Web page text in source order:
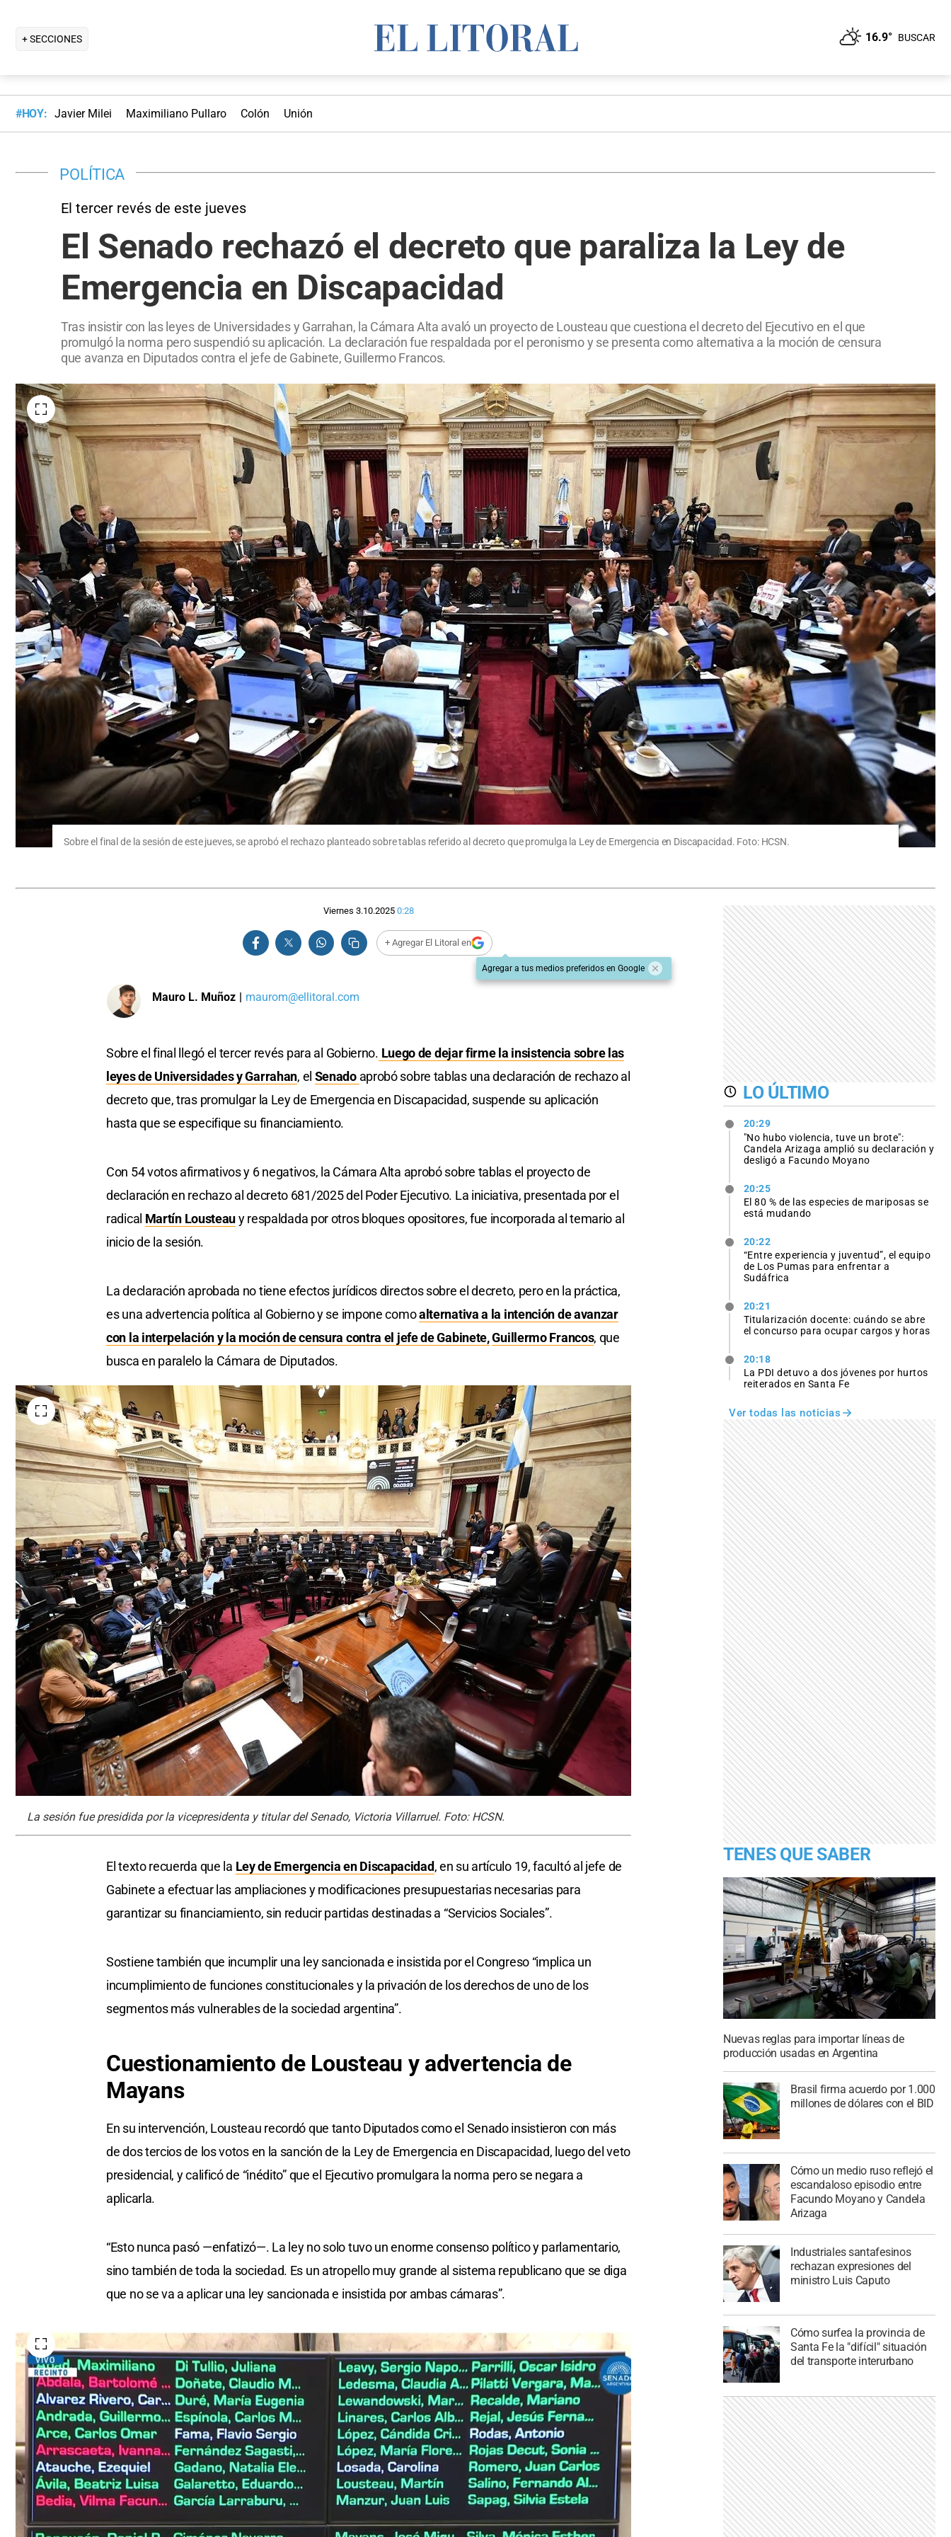
+ SECCIONES 16.9° BUSCAR
#HOY: Javier Milei Maximiliano Pullaro Colón Unión
POLÍTICA
El tercer revés de este jueves
El Senado rechazó el decreto que paraliza la Ley de
Emergencia en Discapacidad
Tras insistir con las leyes de Universidades y Garrahan, la Cámara Alta avaló un proyecto de Lousteau que cuestiona el decreto del Ejecutivo en el que
promulgó la norma pero suspendió su aplicación. La declaración fue respaldada por el peronismo y se presenta como alternativa a la moción de censura
que avanza en Diputados contra el jefe de Gabinete, Guillermo Francos.
Sobre el final de la sesión de este jueves, se aprobó el rechazo planteado sobre tablas referido al decreto que promulga la Ley de Emergencia en Discapacidad. Foto: HCSN.
Viernes 3.10.2025 0:28
+ Agregar El Litoral en
Agregar a tus medios preferidos en Google
Mauro L. Muñoz | maurom@ellitoral.com
Sobre el final llegó el tercer revés para al Gobierno. Luego de dejar firme la insistencia sobre las
leyes de Universidades y Garrahan, el Senado aprobó sobre tablas una declaración de rechazo al
decreto que, tras promulgar la Ley de Emergencia en Discapacidad, suspende su aplicación
hasta que se especifique su financiamiento.
Con 54 votos afirmativos y 6 negativos, la Cámara Alta aprobó sobre tablas el proyecto de
declaración en rechazo al decreto 681/2025 del Poder Ejecutivo. La iniciativa, presentada por el
radical Martín Lousteauy respaldada por otros bloques opositores, fue incorporada al temario al
inicio de la sesión.
La declaración aprobada no tiene efectos jurídicos directos sobre el decreto, pero en la práctica,
es una advertencia política al Gobierno y se impone comoalternativa a la intención de avanzar
con la interpelación y la moción de censura contra el jefe de Gabinete,Guillermo Francos, que
busca en paralelo la Cámara de Diputados.
La sesión fue presidida por la vicepresidenta y titular del Senado, Victoria Villarruel. Foto: HCSN.
El texto recuerda que la Ley de Emergencia en Discapacidad, en su artículo 19, facultó al jefe de
Gabinete a efectuar las ampliaciones y modificaciones presupuestarias necesarias para
garantizar su financiamiento, sin reducir partidas destinadas a “Servicios Sociales”.
Sostiene también que incumplir una ley sancionada e insistida por el Congreso “implica un
incumplimiento de funciones constitucionales y la privación de los derechos de uno de los
segmentos más vulnerables de la sociedad argentina”.
Cuestionamiento de Lousteau y advertencia de
Mayans
En su intervención, Lousteau recordó que tanto Diputados como el Senado insistieron con más
de dos tercios de los votos en la sanción de la Ley de Emergencia en Discapacidad, luego del veto
presidencial, y calificó de “inédito” que el Ejecutivo promulgara la norma pero se negara a
aplicarla.
“Esto nunca pasó —enfatizó—. La ley no solo tuvo un enorme consenso político y parlamentario,
sino también de toda la sociedad. Es un atropello muy grande al sistema republicano que se diga
que no se va a aplicar una ley sancionada e insistida por ambas cámaras”.
LO ÚLTIMO
20:29
"No hubo violencia, tuve un brote":
Candela Arizaga amplió su declaración y
desligó a Facundo Moyano
20:25
El 80 % de las especies de mariposas se
está mudando
20:22
“Entre experiencia y juventud”, el equipo
de Los Pumas para enfrentar a
Sudáfrica
20:21
Titularización docente: cuándo se abre
el concurso para ocupar cargos y horas
20:18
La PDI detuvo a dos jóvenes por hurtos
reiterados en Santa Fe
Ver todas las noticias
TENES QUE SABER
Nuevas reglas para importar líneas de
producción usadas en Argentina
Brasil firma acuerdo por 1.000
millones de dólares con el BID
Cómo un medio ruso reflejó el
escandaloso episodio entre
Facundo Moyano y Candela
Arizaga
Industriales santafesinos
rechazan expresiones del
ministro Luis Caputo
Cómo surfea la provincia de
Santa Fe la "difícil" situación
del transporte interurbano